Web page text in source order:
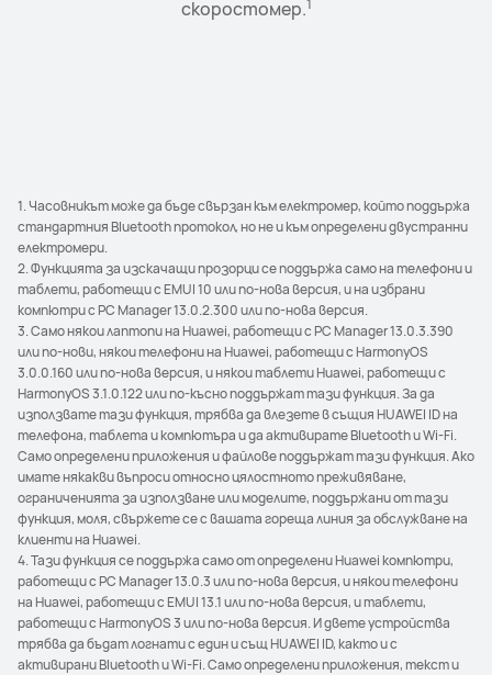
скоростомер.1
телефона, за да завършите първоначалното
сърцето си с просторните прозорци на
поставете, прехвърляйте и ги споделяйте на
1. Часовникът може да бъде свързан към електромер, който поддържа
стандартния Bluetooth протокол, но не и към определени двустранни
електромери.
2. Функцията за изскачащи прозорци се поддържа само на телефони и
таблети, работещи с EMUI 10 или по-нова версия, и на избрани
компютри с PC Manager 13.0.2.300 или по-нова версия.
3. Само някои лаптопи на Huawei, работещи с PC Manager 13.0.3.390
или по-нови, някои телефони на Huawei, работещи с HarmonyOS
3.0.0.160 или по-нова версия, и някои таблети Huawei, работещи с
HarmonyOS 3.1.0.122 или по-късно поддържат тази функция. За да
използвате тази функция, трябва да влезете в същия HUAWEI ID на
телефона, таблета и компютъра и да активирате Bluetooth и Wi-Fi.
Само определени приложения и файлове поддържат тази функция. Ако
имате някакви въпроси относно цялостното преживяване,
ограниченията за използване или моделите, поддържани от тази
функция, моля, свържете се с вашата гореща линия за обслужване на
клиенти на Huawei.
4. Тази функция се поддържа само от определени Huawei компютри,
работещи с PC Manager 13.0.3 или по-нова версия, и някои телефони
на Huawei, работещи с EMUI 13.1 или по-нова версия, и таблети,
работещи с HarmonyOS 3 или по-нова версия. И двете устройства
трябва да бъдат логнати с един и същ HUAWEI ID, както и с
активирани Bluetooth и Wi-Fi. Само определени приложения, текст и